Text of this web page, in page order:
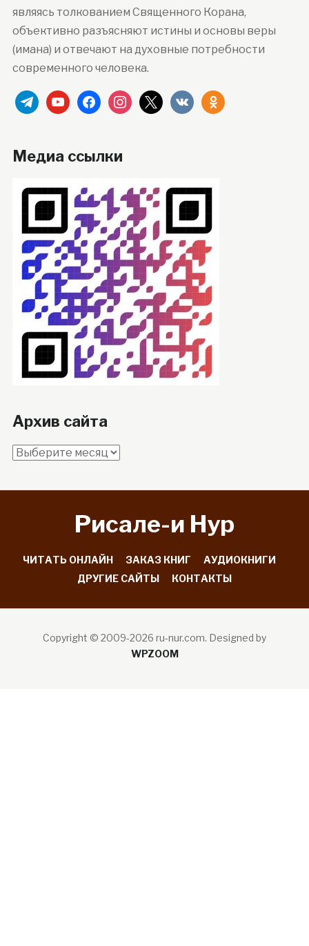
являясь толкованием Священного Корана,
объективно разъясняют истины и основы веры
(имана) и отвечают на духовные потребности
современного человека.
telegramyoutubefacebookinstagram
x vkontakteodnoklassniki
Медиа ссылки
Архив сайта
Архив
Рисале-и Hyp
ЧИТАТЬ ОНЛАЙН ЗАКАЗ КНИГ
АУДИОКНИГИ
ДРУГИЕ САЙТЫ
КОНТАКТЫ
Copyright © 2009-2026 ru-nur.com. Designed by
WPZOOM